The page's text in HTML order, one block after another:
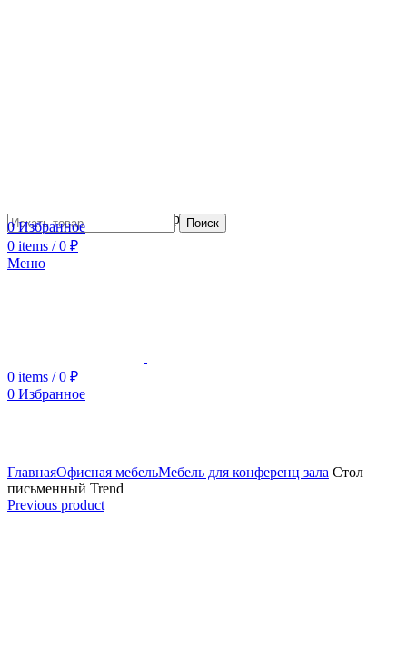
Сотрудничество с дизайнерамиПоиск
0Избранное
0 items / 0 ₽
Меню
0 items / 0 ₽
0 Избранное
ГлавнаяОфисная мебельМебель для конференц зала Стол
письменный Trend
Previous product